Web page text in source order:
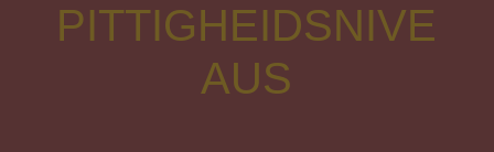
PITTIGHEIDSNIVE
AUS